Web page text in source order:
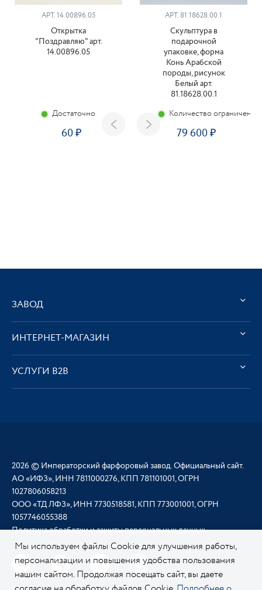
АРТ. 14.00896.05
Открытка
"Поздравляю" арт.
14.00896.05
Достаточно
60
АРТ. 81.18628.00.1
Скульптура в
подарочной
упаковке, форма
Конь Арабской
породы, рисунок
Белый арт.
81.18628.00.1
Количество ограничено
79 600
ЗАВОД
ИНТЕРНЕТ-МАГАЗИН
УСЛУГИ В2В
2026 © Императорский фарфоровый завод. Официальный сайт.
АО «ИФЗ», ИНН 7811000276, КПП 781101001, ОГРН
1027806058213
ООО «ТД ЛФЗ», ИНН 7730518581, КПП 773001001, ОГРН
1057746055388
Политика обработки и защиты персональных данных
Мы используем файлы Cookie для улучшения работы,
персонализации и повышения удобства пользования
нашим сайтом. Продолжая посещать сайт, вы даете